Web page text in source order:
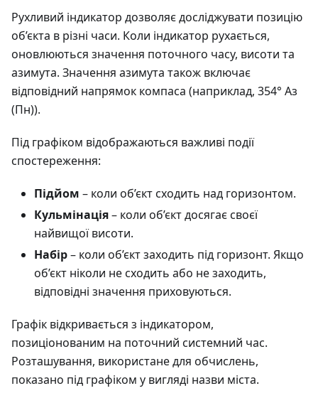
Рухливий індикатор дозволяє досліджувати позицію
об’єкта в різні часи. Коли індикатор рухається,
оновлюються значення поточного часу, висоти та
азимута. Значення азимута також включає
відповідний напрямок компаса (наприклад, 354° Аз
(Пн)).
Під графіком відображаються важливі події
спостереження:
Підйом – коли об’єкт сходить над горизонтом.
Кульмінація– коли об’єкт досягає своєї
найвищої висоти.
Набір– коли об’єкт заходить під горизонт. Якщо
об’єкт ніколи не сходить або не заходить,
відповідні значення приховуються.
Графік відкривається з індикатором,
позиціонованим на поточний системний час.
Розташування, використане для обчислень,
показано під графіком у вигляді назви міста.